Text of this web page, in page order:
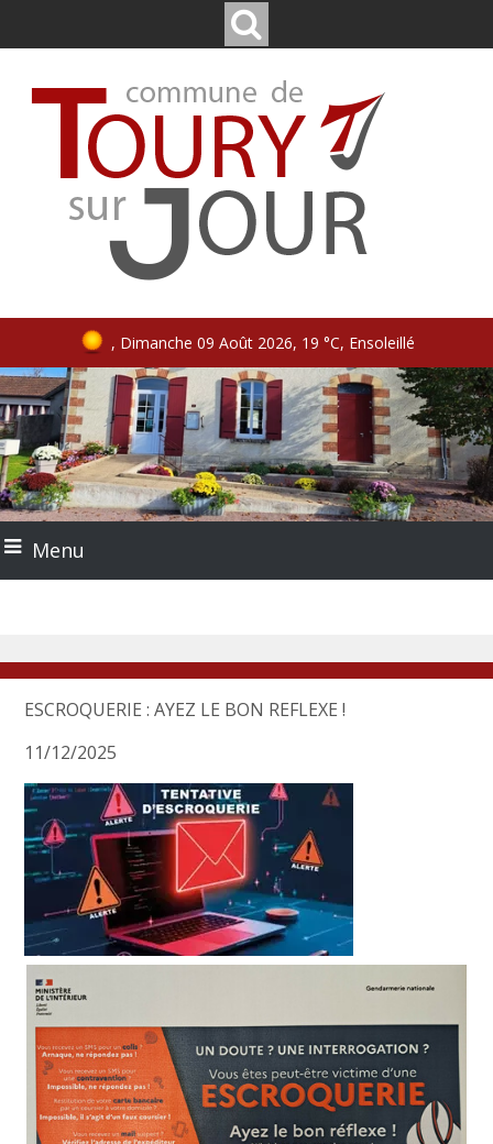
, Dimanche 09 Août 2026, 19 °C, Ensoleillé
Menu
ESCROQUERIE : AYEZ LE BON REFLEXE !
11/12/2025